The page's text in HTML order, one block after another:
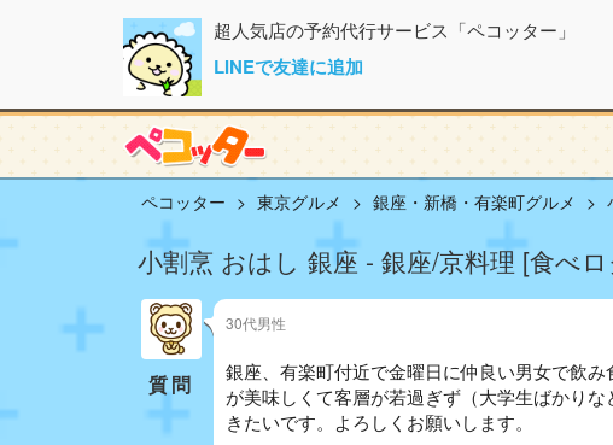
超人気店の予約代行サービス「ペコッター」
LINEで友達に追加
ペコッター 東京グルメ 銀座・新橋・有楽町グルメ
小割烹 おはし 銀座 - 銀座/京料理 [食べ
質問
30代男性
銀座、有楽町付近で金曜日に仲良い男女で飲
が美味しくて客層が若過ぎず（大学生ばかり
きたいです。よろしくお願いします。